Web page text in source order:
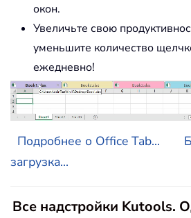
окон.
Увеличьте свою
уменьшите количество
ежедневно!
Подробнее о Office Tab...
загрузка...
Все надстройки Kutools.